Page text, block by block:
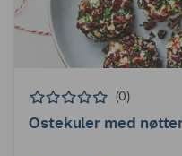
(0)
Ostekuler med